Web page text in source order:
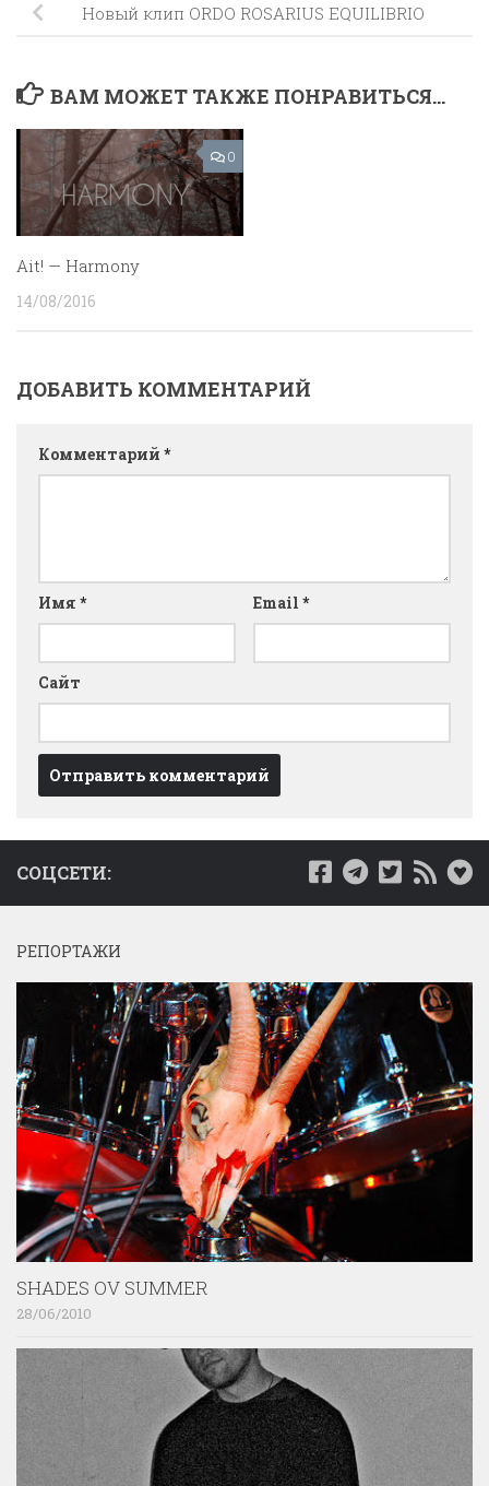
Новый клип ORDO ROSARIUS EQUILIBRIO
ВАМ МОЖЕТ ТАКЖЕ ПОНРАВИТЬСЯ...
0
Ait! — Harmony
14/08/2016
ДОБАВИТЬ КОММЕНТАРИЙ
Комментарий *
Имя * Email *
Сайт
СОЦСЕТИ:
РЕПОРТАЖИ
SHADES OV SUMMER
28/06/2010